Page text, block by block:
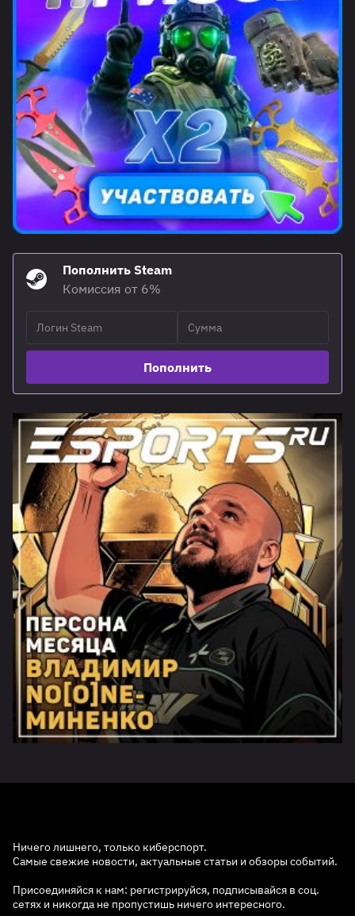
Пополнить Steam
Комиссия от 6%
Пополнить
Ничего лишнего, только киберспорт.
Самые свежие новости, актуальные статьи и обзоры событий.
Присоединяйся к нам: регистрируйся, подписывайся в соц.
сетях и никогда не пропустишь ничего интересного.